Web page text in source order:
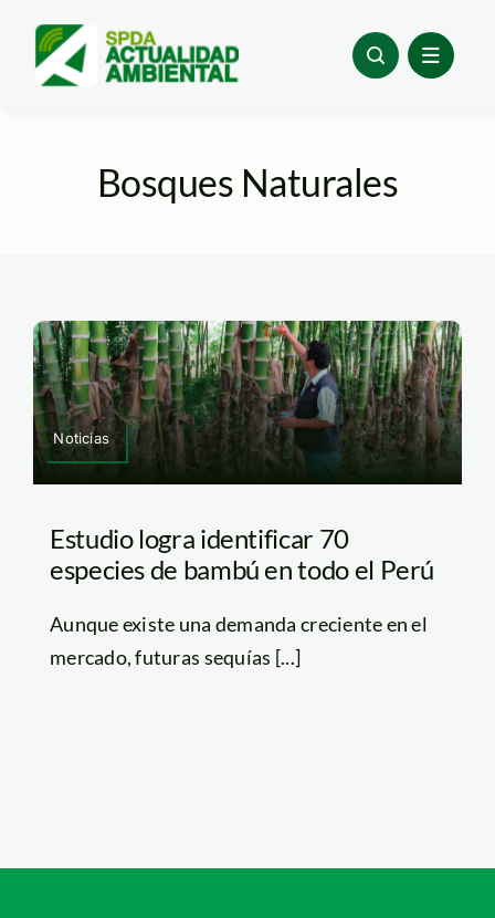
content
Bosques Naturales
Noticias
Estudio logra identificar 70
especies de bambú en todo el Perú
Aunque existe una demanda creciente en el
mercado, futuras sequías [...]